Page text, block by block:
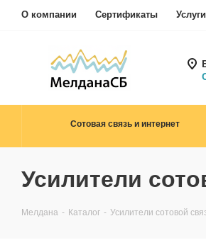
О компании Сертификаты Услуги
Сотовая связь и интернет
Усилители
Мелдана - Каталог - Усилители сотовой